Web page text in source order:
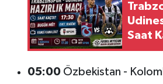
Saat
Mü?
05:00Özbekistan -